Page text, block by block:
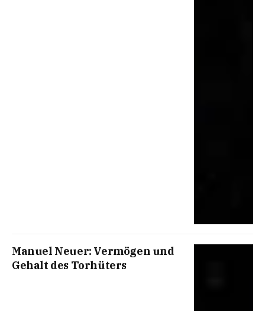
Manuel Neuer: Vermögen und
Gehalt des Torhüters